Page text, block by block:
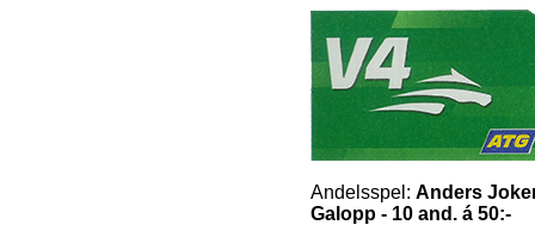
Andelsspel: Anders
Galopp - 10 and. á 50:-